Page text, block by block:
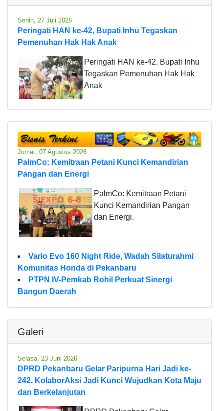
Senin, 27 Juli 2026
Peringati HAN ke-42, Bupati Inhu Tegaskan
Pemenuhan Hak Hak Anak
Peringati HAN ke-42, Bupati Inhu
Tegaskan Pemenuhan Hak Hak
Anak
Jumat, 07 Agustus 2026
PalmCo: Kemitraan Petani Kunci Kemandirian
Pangan dan Energi
PalmCo: Kemitraan Petani
Kunci Kemandirian Pangan
dan Energi.
Vario Evo 160 Night Ride, Wadah Silaturahmi
Komunitas Honda di Pekanbaru
PTPN IV-Pemkab Rohil Perkuat Sinergi
Bangun Daerah
Galeri
Selasa, 23 Juni 2026
DPRD Pekanbaru Gelar Paripurna Hari Jadi ke-
242, KolaborAksi Jadi Kunci Wujudkan Kota Maju
dan Berkelanjutan